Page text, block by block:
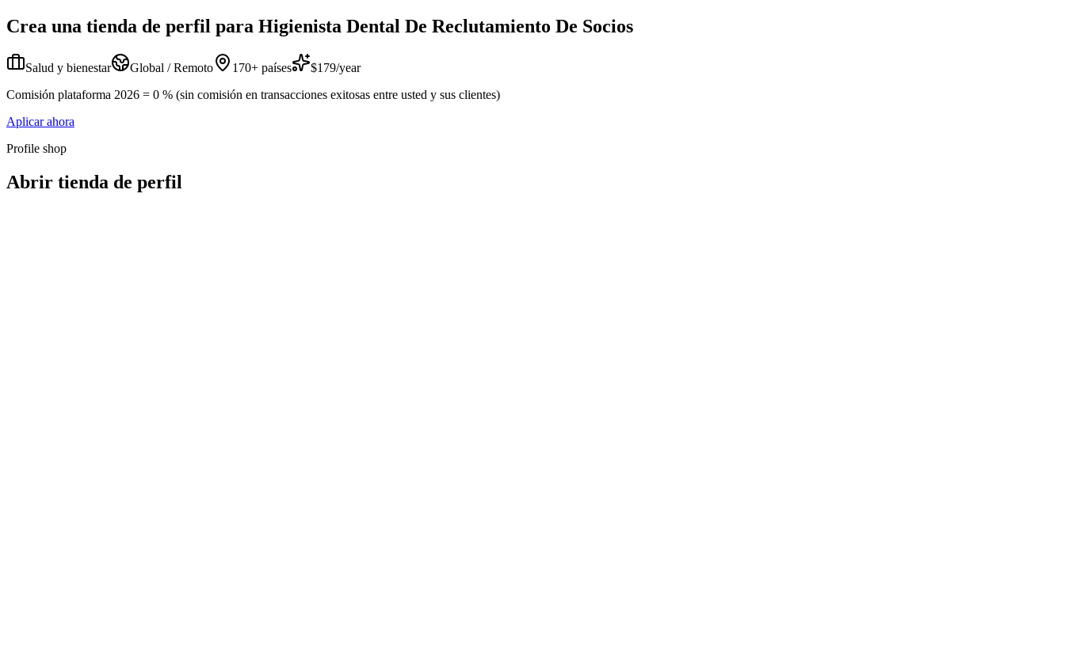
Crea una tienda de perfil para Higienista Dental De Reclutamiento De Socios
Salud y bienestar Global / Remoto 170+ países
$179/year
Comisión plataforma 2026 = 0 % (sin comisión en transacciones exitosas entre usted y sus clientes)
Aplicar ahora
Profile shop
Abrir tienda de perfil